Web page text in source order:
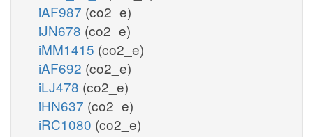
iAF987 (co2_e)
iJN678 (co2_e)
iMM1415 (co2_e)
iAF692 (co2_e)
iLJ478 (co2_e)
iHN637 (co2_e)
iRC1080 (co2_e)